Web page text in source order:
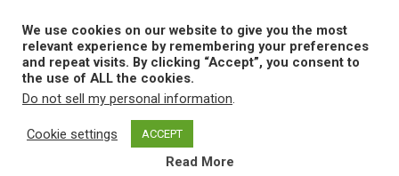
content
MENU
Home I Involucion
We use cookies on our website to give you the most
relevant experience by remembering your preferences
and repeat visits. By clicking “Accept”, you consent to
the use of ALL the cookies.
Do not sell my personal information.
Cookie settings ACCEPT
Read More